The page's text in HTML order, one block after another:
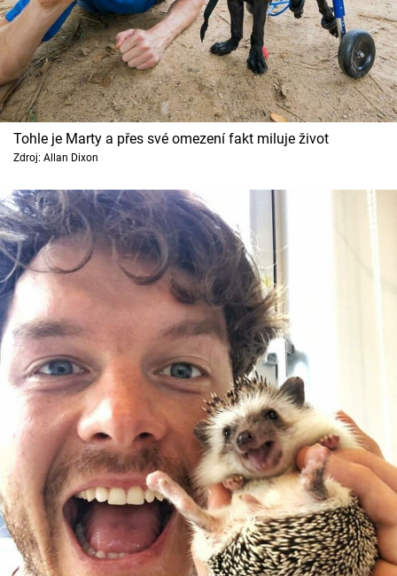
Tohle je Marty a přes své omezení fakt miluje život
Zdroj: Allan Dixon